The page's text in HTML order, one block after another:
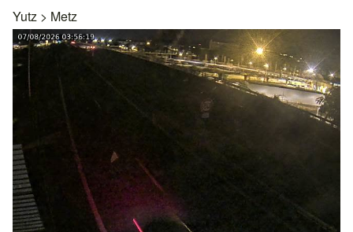
Yutz > Metz